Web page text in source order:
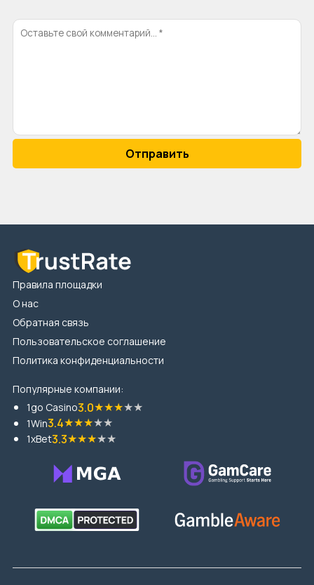
Отправить
Правила площадки
О нас
Обратная связь
Пользовательское соглашение
Политика конфиденциальности
Популярные компании:
1go Casino3.0★★★★★
1Win3.4★★★★★
1xBet3.3★★★★★